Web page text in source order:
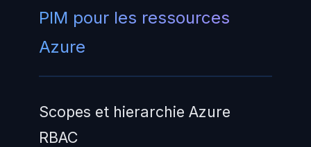
PIM pour les ressources
Azure
Scopes et hierarchie Azure
RBAC